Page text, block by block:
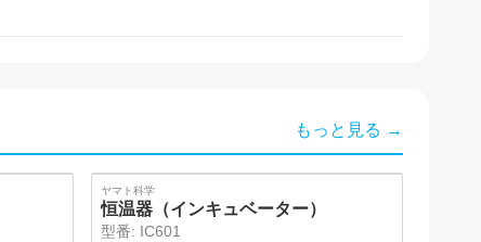
もっと見る →
ヤマト科学
恒温器（インキュベーター）
型番: IC601